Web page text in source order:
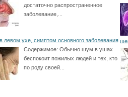
достаточно распространенное
заболевание,...
левом ухе, симптом основного заболевания
Содержимое: Обычно шум в ушах
беспокоит пожилых людей и тех, кто
по роду своей...